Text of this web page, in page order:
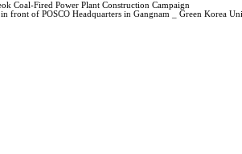
Coal-Fired Power Plant Construction Campaign
front of POSCO Headquarters in Gangnam _ Green Korea